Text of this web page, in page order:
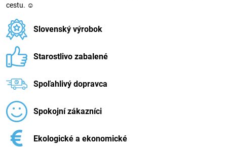
cestu. ☺
Slovenský výrobok
Starostlivo zabalené
Spoľahlivý dopravca
Spokojní zákazníci
Ekologické a ekonomické